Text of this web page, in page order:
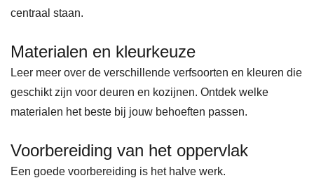
centraal staan.
Materialen en kleurkeuze
Leer meer over de verschillende verfsoorten en kleuren die
geschikt zijn voor deuren en kozijnen. Ontdek welke
materialen het beste bij jouw behoeften passen.
Voorbereiding van het oppervlak
Een goede voorbereiding is het halve werk.